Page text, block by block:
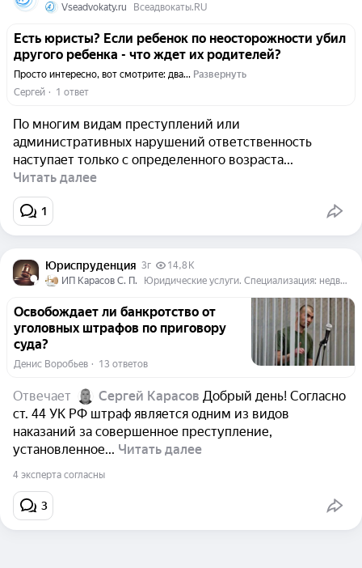
Vseadvokaty.ru
Всеадвокаты.RU
Есть юристы? Если ребенок по неосторожности убил
другого ребенка - что ждет их родителей?
Просто интересно, вот смотрите: два... Развернуть
Сергей · 1 ответ
По многим видам преступлений или
административных нарушений ответственность
наступает только с определенного возраста...
Читать далее
1
Юриспруденция 3г
14,8 K
ИП Карасов С. П.
Юридические услуги. Специализация: недвижимость, наследство, жилищные споры. Подробнее на сайте: http://ip-karasov-sp.tilda.ws/
Освобождает ли банкротство от
уголовных штрафов по приговору
суда?
Денис Воробьев · 13 ответов
Отвечает Сергей Карасов Добрый день! Согласно
ст. 44 УК РФ штраф является одним из видов
наказаний за совершенное преступление,
установленное... Читать далее
4 эксперта согласны
3